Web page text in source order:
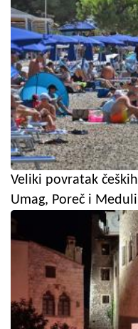
Veliki povratak
Umag, Poreč i